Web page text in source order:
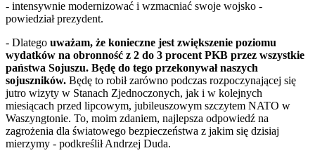
- intensywnie modernizować i wzmacniać swoje wojsko -
powiedział prezydent.
- Dlatego uważam, że konieczne jest zwiększenie poziomu
wydatków na obronność z 2 do 3 procent PKB przez wszystkie
państwa Sojuszu. Będę do tego przekonywał naszych
sojuszników. Będę to robił zarówno podczas rozpoczynającej się
jutro wizyty w Stanach Zjednoczonych, jak i w kolejnych
miesiącach przed lipcowym, jubileuszowym szczytem NATO w
Waszyngtonie. To, moim zdaniem, najlepsza odpowiedź na
zagrożenia dla światowego bezpieczeństwa z jakim się dzisiaj
mierzymy - podkreślił Andrzej Duda.